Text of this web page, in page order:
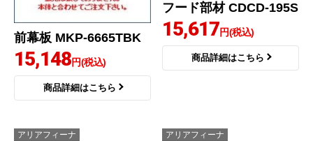
前幕板 MKP-6665TBK
15,148円(税込)
商品詳細はこちら
フード部材 CDCD-195S
15,617円(税込)
商品詳細はこちら
アリアフィーナ
アリアフィーナ